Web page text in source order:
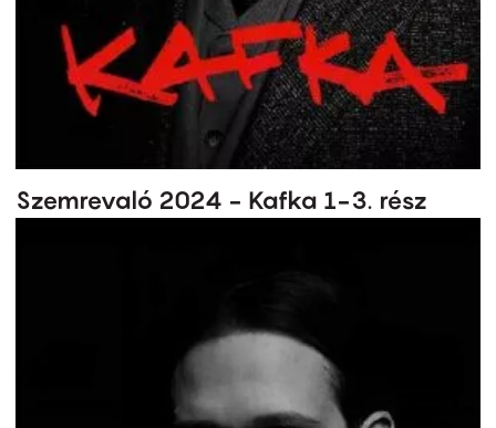
Szemrevaló 2024 - Kafka 1-3. rész